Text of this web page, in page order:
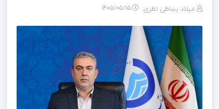
میلاد بساطی نظری ۱۴۰۵/۰۵/۱۵